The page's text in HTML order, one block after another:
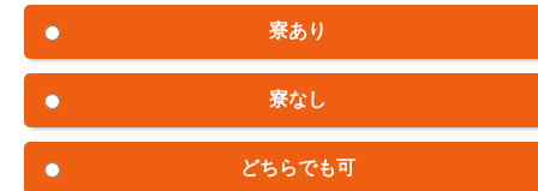
寮あり
寮なし
どちらでも可